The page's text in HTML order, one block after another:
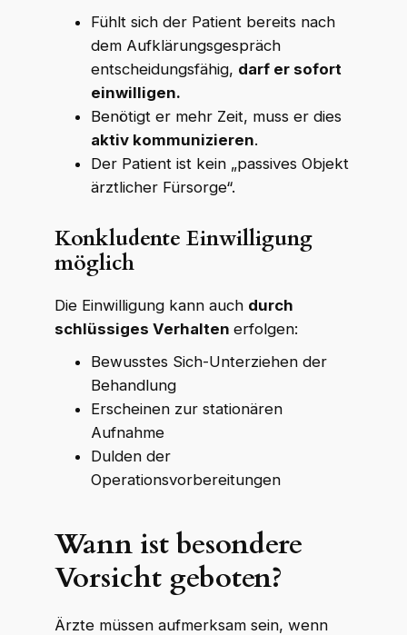
WKR Rechtsanwälte
Fühlt sich der Patient bereits nach
dem Aufklärungsgespräch
entscheidungsfähig, darf er sofort
einwilligen.
Benötigt er mehr Zeit, muss er dies
aktiv kommunizieren.
Der Patient ist kein „passives Objekt
ärztlicher Fürsorge“.
Konkludente Einwilligung
möglich
Die Einwilligung kann auch durch
schlüssiges Verhalten erfolgen:
Bewusstes Sich-Unterziehen der
Behandlung
Erscheinen zur stationären
Aufnahme
Dulden der
Operationsvorbereitungen
Wann ist besondere
Vorsicht geboten?
Ärzte müssen aufmerksam sein, wenn